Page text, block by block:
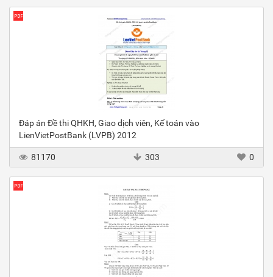
Đáp án Đề thi QHKH, Giao dịch viên, Kế toán vào
LienVietPostBank (LVPB) 2012
81170 303 0